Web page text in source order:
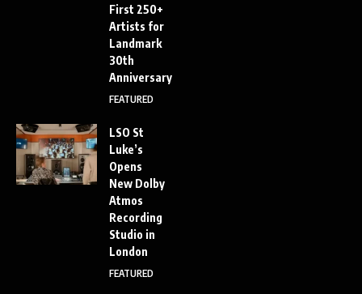
First 250+
Artists for
Landmark
30th
Anniversary
FEATURED
LSO St
Luke’s
Opens
New Dolby
Atmos
Recording
Studio in
London
FEATURED